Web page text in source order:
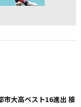
市大高ベスト16進出 接